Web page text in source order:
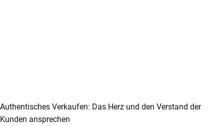
Authentisches Verkaufen: Das Herz und den Verstand der
Kunden ansprechen